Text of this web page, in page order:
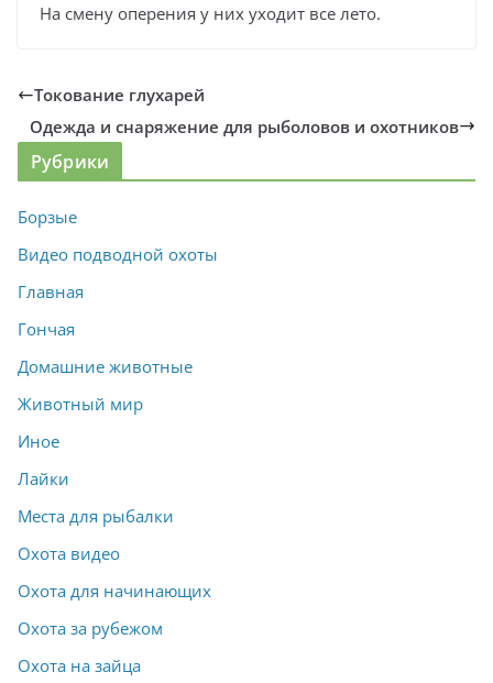
На смену оперения у них уходит все лето.
Токование глухарей
Одежда и снаряжение для рыболовов и охотников
Рубрики
Борзые
Видео подводной охоты
Главная
Гончая
Домашние животные
Животный мир
Иное
Лайки
Места для рыбалки
Охота видео
Охота для начинающих
Охота за рубежом
Охота на зайца